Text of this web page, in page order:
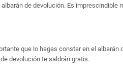
de devolución. Es imprescindible
que lo hagas constar en el albarán
devolución te saldrán gratis.